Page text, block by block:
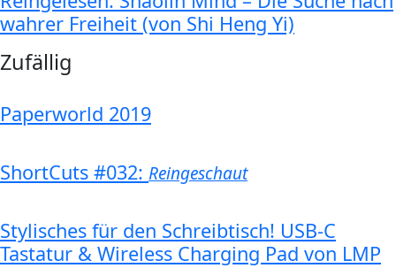
wahrer Freiheit (von Shi Heng Yi)
Zufällig
Paperworld 2019
ShortCuts #032: Reingeschaut
Stylisches für den Schreibtisch! USB-C
Tastatur & Wireless Charging Pad von LMP